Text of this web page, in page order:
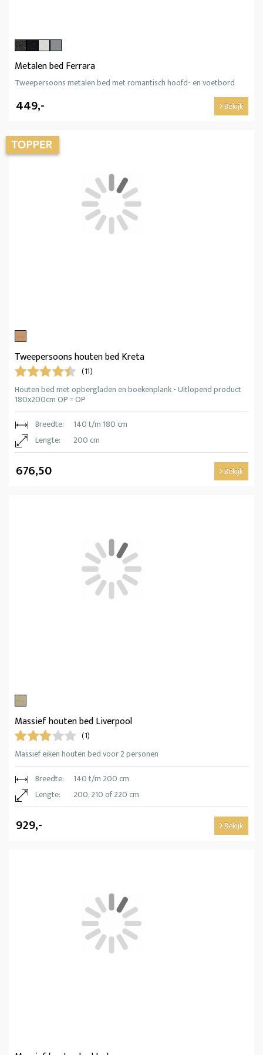
Metalen bed Ferrara
Tweepersoons metalen bed met romantisch hoofd- en voetbord
449,- Bekijk
Tweepersoons houten bed Kreta
(11)
Houten bed met opbergladen en boekenplank - Uitlopend product
180x200cm OP = OP
Breedte:
140 t/m 180 cm
Lengte:
200 cm
676,50 Bekijk
Massief houten bed Liverpool
(1)
Massief eiken houten bed voor 2 personen
Breedte:
140 t/m 200 cm
Lengte:
200, 210 of 220 cm
929,- Bekijk